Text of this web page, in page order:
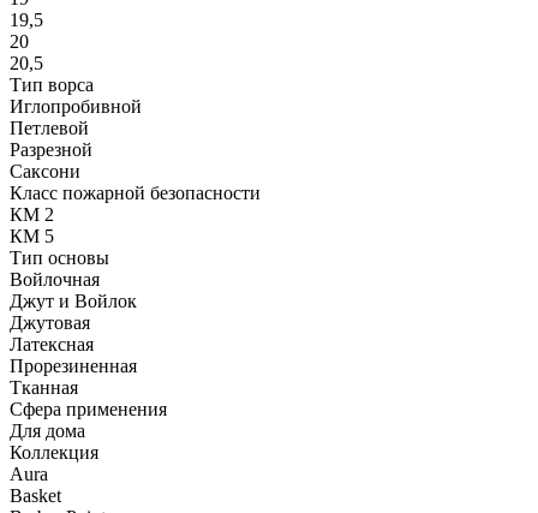
19,5
20
20,5
Тип ворса
Иглопробивной
Петлевой
Разрезной
Саксони
Класс пожарной безопасности
КМ 2
КМ 5
Тип основы
Войлочная
Джут и Войлок
Джутовая
Латексная
Прорезиненная
Тканная
Сфера применения
Для дома
Коллекция
Aura
Basket